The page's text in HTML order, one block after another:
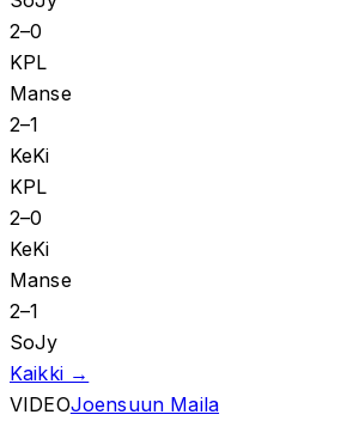
2–0
KPL
Manse
2–1
KeKi
KPL
2–0
KeKi
Manse
2–1
SoJy
Kaikki →
VIDEOJoensuun Maila